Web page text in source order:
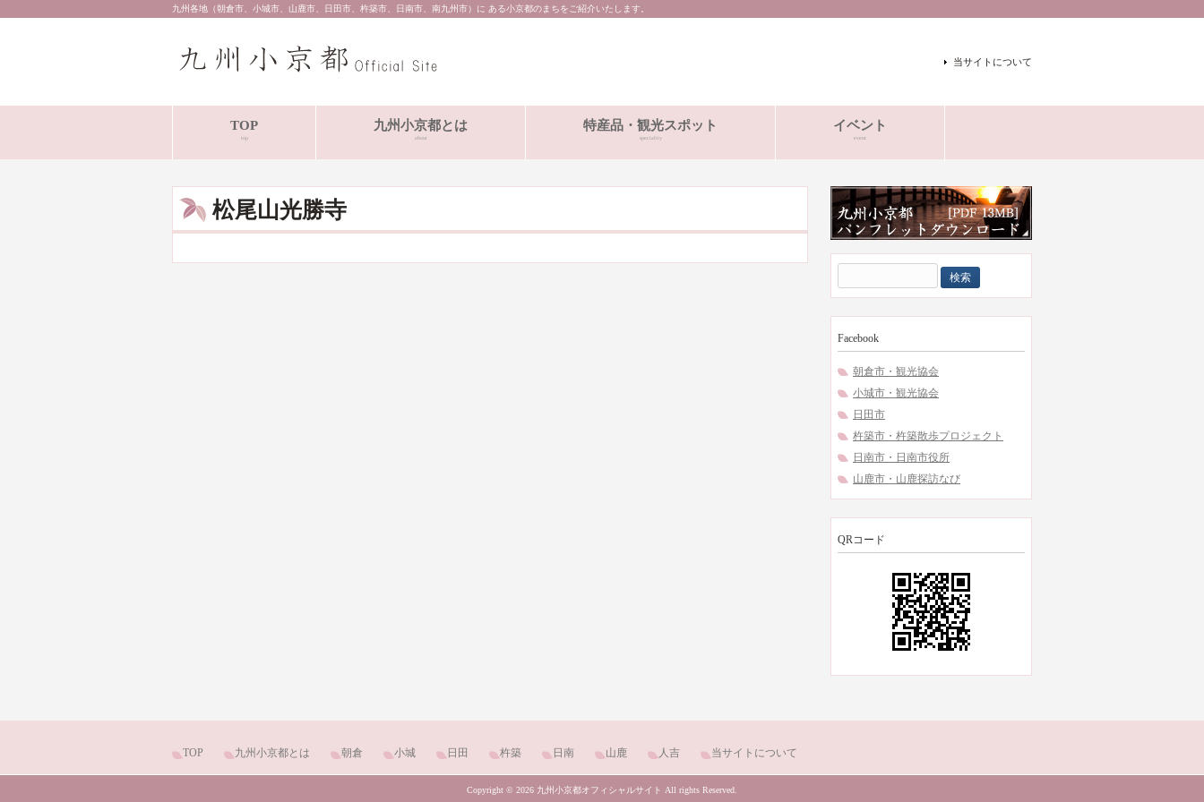
九州各地（朝倉市、小城市、山鹿市、日田市、杵築市、日南市、南九州市）に ある小京都のまちをご紹介いたします。
当サイトについて
TOP
top
九州小京都とは
about
特産品・観光スポット
speciality
イベント
event
松尾山光勝寺
索:
Facebook
朝倉市・観光協会
小城市・観光協会
日田市
杵築市・杵築散歩プロジェクト
日南市・日南市役所
山鹿市・山鹿探訪なび
QRコード
TOP 九州小京都とは 朝倉 小城 日田 杵築 日南 山鹿 人吉 当サイトについて
Copyright © 2026 九州小京都オフィシャルサイト All rights Reserved.